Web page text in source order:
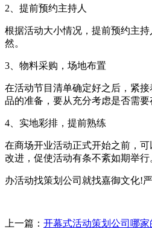
2、提前预约主持人
根据活动大小情况，提前预约主
然。
3、物料采购，场地布置
在活动节目清单确定好之后，紧
品的准备，要从充分考虑是否需
4、实地彩排，提前熟练
在商场开业活动正式开始之前，
改进，促使活动有条不紊如期举行
办活动找策划公司就找嘉御文化!
上一篇： 开幕式活动策划公司哪家